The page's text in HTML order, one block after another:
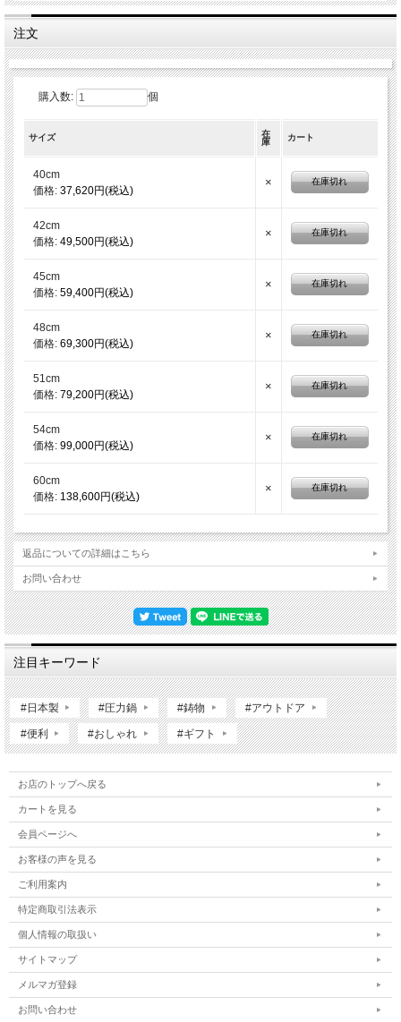
注文
購入数: 個
サイズ
在
庫
カート
40cm
価格: 37,620円(税込)
× 在庫切れ
42cm
価格: 49,500円(税込)
× 在庫切れ
45cm
価格: 59,400円(税込)
× 在庫切れ
48cm
価格: 69,300円(税込)
× 在庫切れ
51cm
価格: 79,200円(税込)
× 在庫切れ
54cm
価格: 99,000円(税込)
× 在庫切れ
60cm
価格: 138,600円(税込)
× 在庫切れ
返品についての詳細はこちら
お問い合わせ
注目キーワード
#日本製 #圧力鍋 #鋳物 #アウトドア
#便利 #おしゃれ #ギフト
お店のトップへ戻る
カートを見る
会員ページへ
お客様の声を見る
ご利用案内
特定商取引法表示
個人情報の取扱い
サイトマップ
メルマガ登録
お問い合わせ